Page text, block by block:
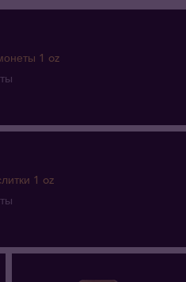
1 oz
1 oz